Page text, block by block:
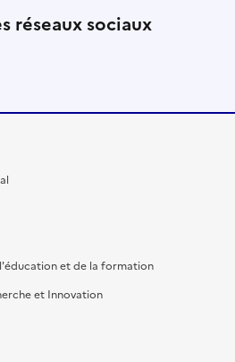
réseaux sociaux
et de la formation
et Innovation